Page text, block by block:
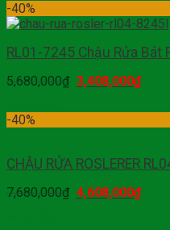
-40%
RL01-7245 Chậu Rửa Bát
5,680,000₫ 3,408,000₫
-40%
CHẬU RỬA ROSLERER
7,680,000₫ 4,608,000₫